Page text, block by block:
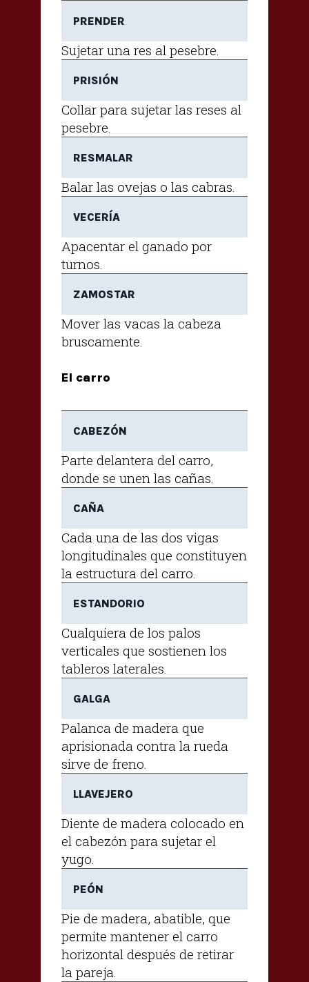
PRENDER
Sujetar una res al pesebre.
PRISIÓN
Collar para sujetar las reses al
pesebre.
RESMALAR
Balar las ovejas o las cabras.
VECERÍA
Apacentar el ganado por
turnos.
ZAMOSTAR
Mover las vacas la cabeza
bruscamente.
El carro
CABEZÓN
Parte delantera del carro,
donde se unen las cañas.
CAÑA
Cada una de las dos vigas
longitudinales que constituyen
la estructura del carro.
ESTANDORIO
Cualquiera de los palos
verticales que sostienen los
tableros laterales.
GALGA
Palanca de madera que
aprisionada contra la rueda
sirve de freno.
LLAVEJERO
Diente de madera colocado en
el cabezón para sujetar el
yugo.
PEÓN
Pie de madera, abatible, que
permite mantener el carro
horizontal después de retirar
la pareja.